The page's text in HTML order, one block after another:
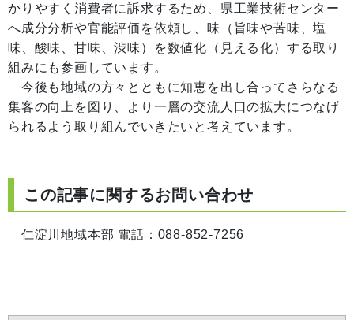
かりやすく消費者に訴求するため、県工業技術センター
へ成分分析や官能評価を依頼し、味（旨味や苦味、塩
味、酸味、甘味、渋味）を数値化（見える化）する取り
組みにも参画しています。
今後も地域の方々とともに知恵を出し合ってさらなる
集客の向上を図り、より一層の交流人口の拡大につなげ
られるよう取り組んでいきたいと考えています。
この記事に関するお問い合わせ
仁淀川地域本部 電話：088-852-7256